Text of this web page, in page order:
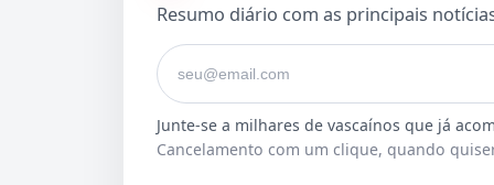
Resumo diário com as principais
Seu e-mail
Cancelamento com um clique, quando